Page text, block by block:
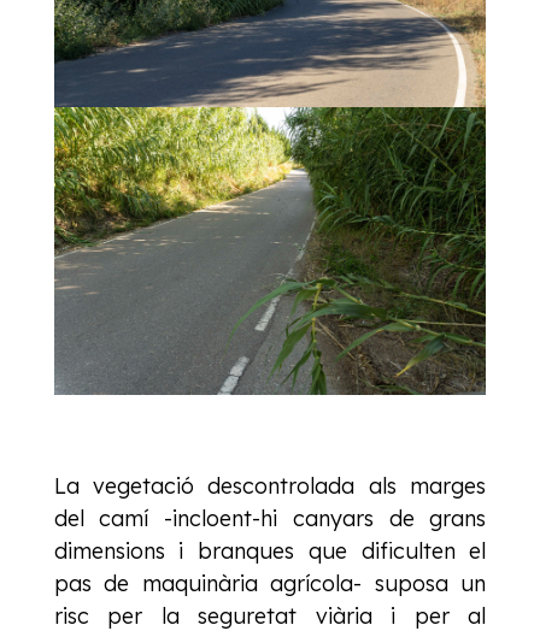
La vegetació descontrolada als marges
del camí -incloent-hi canyars de grans
dimensions i branques que dificulten el
pas de maquinària agrícola- suposa un
risc per la seguretat viària i per al